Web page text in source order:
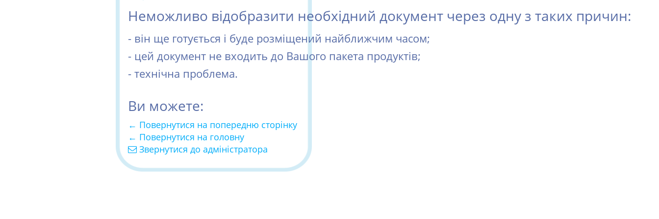
Неможливо відобразити необхідний документ через одну з таких причин:
- він ще готується і буде розміщений найближчим часом;
- цей документ не входить до Вашого пакета продуктів;
- технічна проблема.
Ви можете:
← Повернутися на попередню сторінку
← Повернутися на головну
Звернутися до адміністратора